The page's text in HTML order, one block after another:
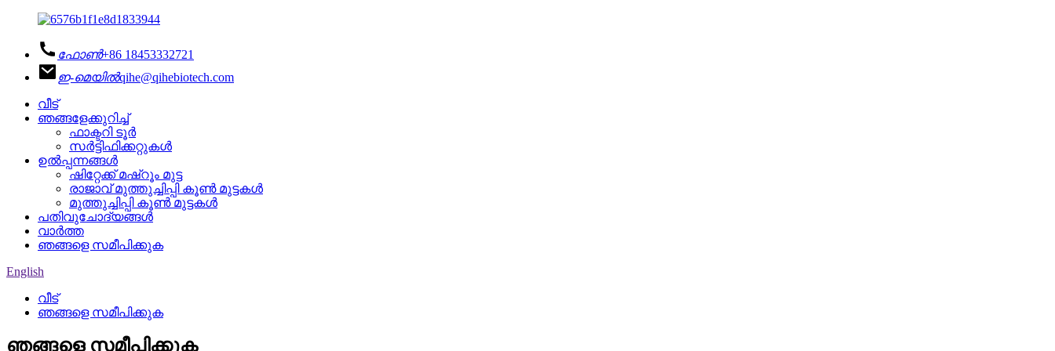
ഫോൺ+86 18453332721
ഇ-മെയിൽqihe@qihebiotech.com
വീട്
ഞങ്ങളേക്കുറിച്ച്
ഫാക്ടറി ടൂർ
സർട്ടിഫിക്കറ്റുകൾ
ഉൽപ്പന്നങ്ങൾ
ഷിറ്റേക്ക് മഷ്റൂം മുട്ട
രാജാവ് മുത്തുച്ചിപ്പി കൂൺ മുട്ടകൾ
മുത്തുച്ചിപ്പി കൂൺ മുട്ടകൾ
പതിവുചോദ്യങ്ങൾ
വാർത്ത
ഞങ്ങളെ സമീപിക്കുക
English
വീട്
ഞങ്ങളെ സമീപിക്കുക
ഞങ്ങളെ സമീപിക്കുക